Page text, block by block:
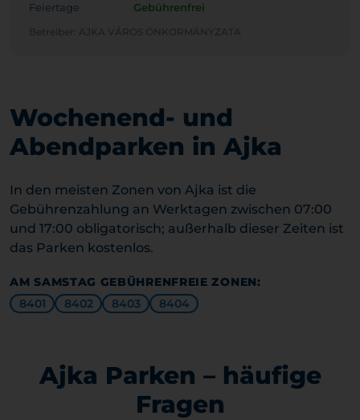
Feiertage
Gebührenfrei
Betreiber: AJKA VÁROS ÖNKORMÁNYZATA
Wochenend- und
Abendparken in Ajka
In den meisten Zonen von Ajka ist die
Gebührenzahlung an Werktagen zwischen 07:00
und 17:00 obligatorisch; außerhalb dieser Zeiten ist
das Parken kostenlos.
AM SAMSTAG GEBÜHRENFREIE ZONEN:
8401
8402 8403 8404
Ajka Parken – häufige
Fragen